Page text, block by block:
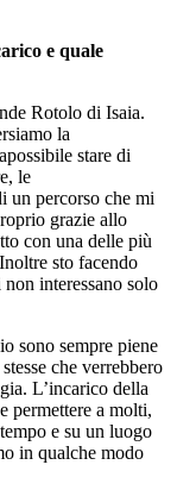
e quale
Rotolo di Isaia.
la
stare di
le
percorso che mi
grazie allo
con una delle più
sto facendo
interessano solo
sono sempre piene
che verrebbero
L’incarico della
permettere a molti,
e su un luogo
in qualche modo